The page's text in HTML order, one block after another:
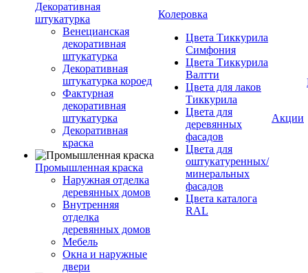
Декоративная
штукатурка
Венецианская
декоративная
штукатурка
Декоративная
штукатурка короед
Фактурная
декоративная
штукатурка
Декоративная
краска
Промышленная краска
Наружная отделка
деревянных домов
Внутренняя
отделка
деревянных домов
Мебель
Окна и наружные
двери
Колеровка
Цвета Тиккурила
Симфония
Цвета Тиккурила
Валтти
Цвета для лаков
Тиккурила
Цвета для
деревянных
фасадов
Цвета для
оштукатуренных/
минеральных
фасадов
Цвета каталога
RAL
Акции